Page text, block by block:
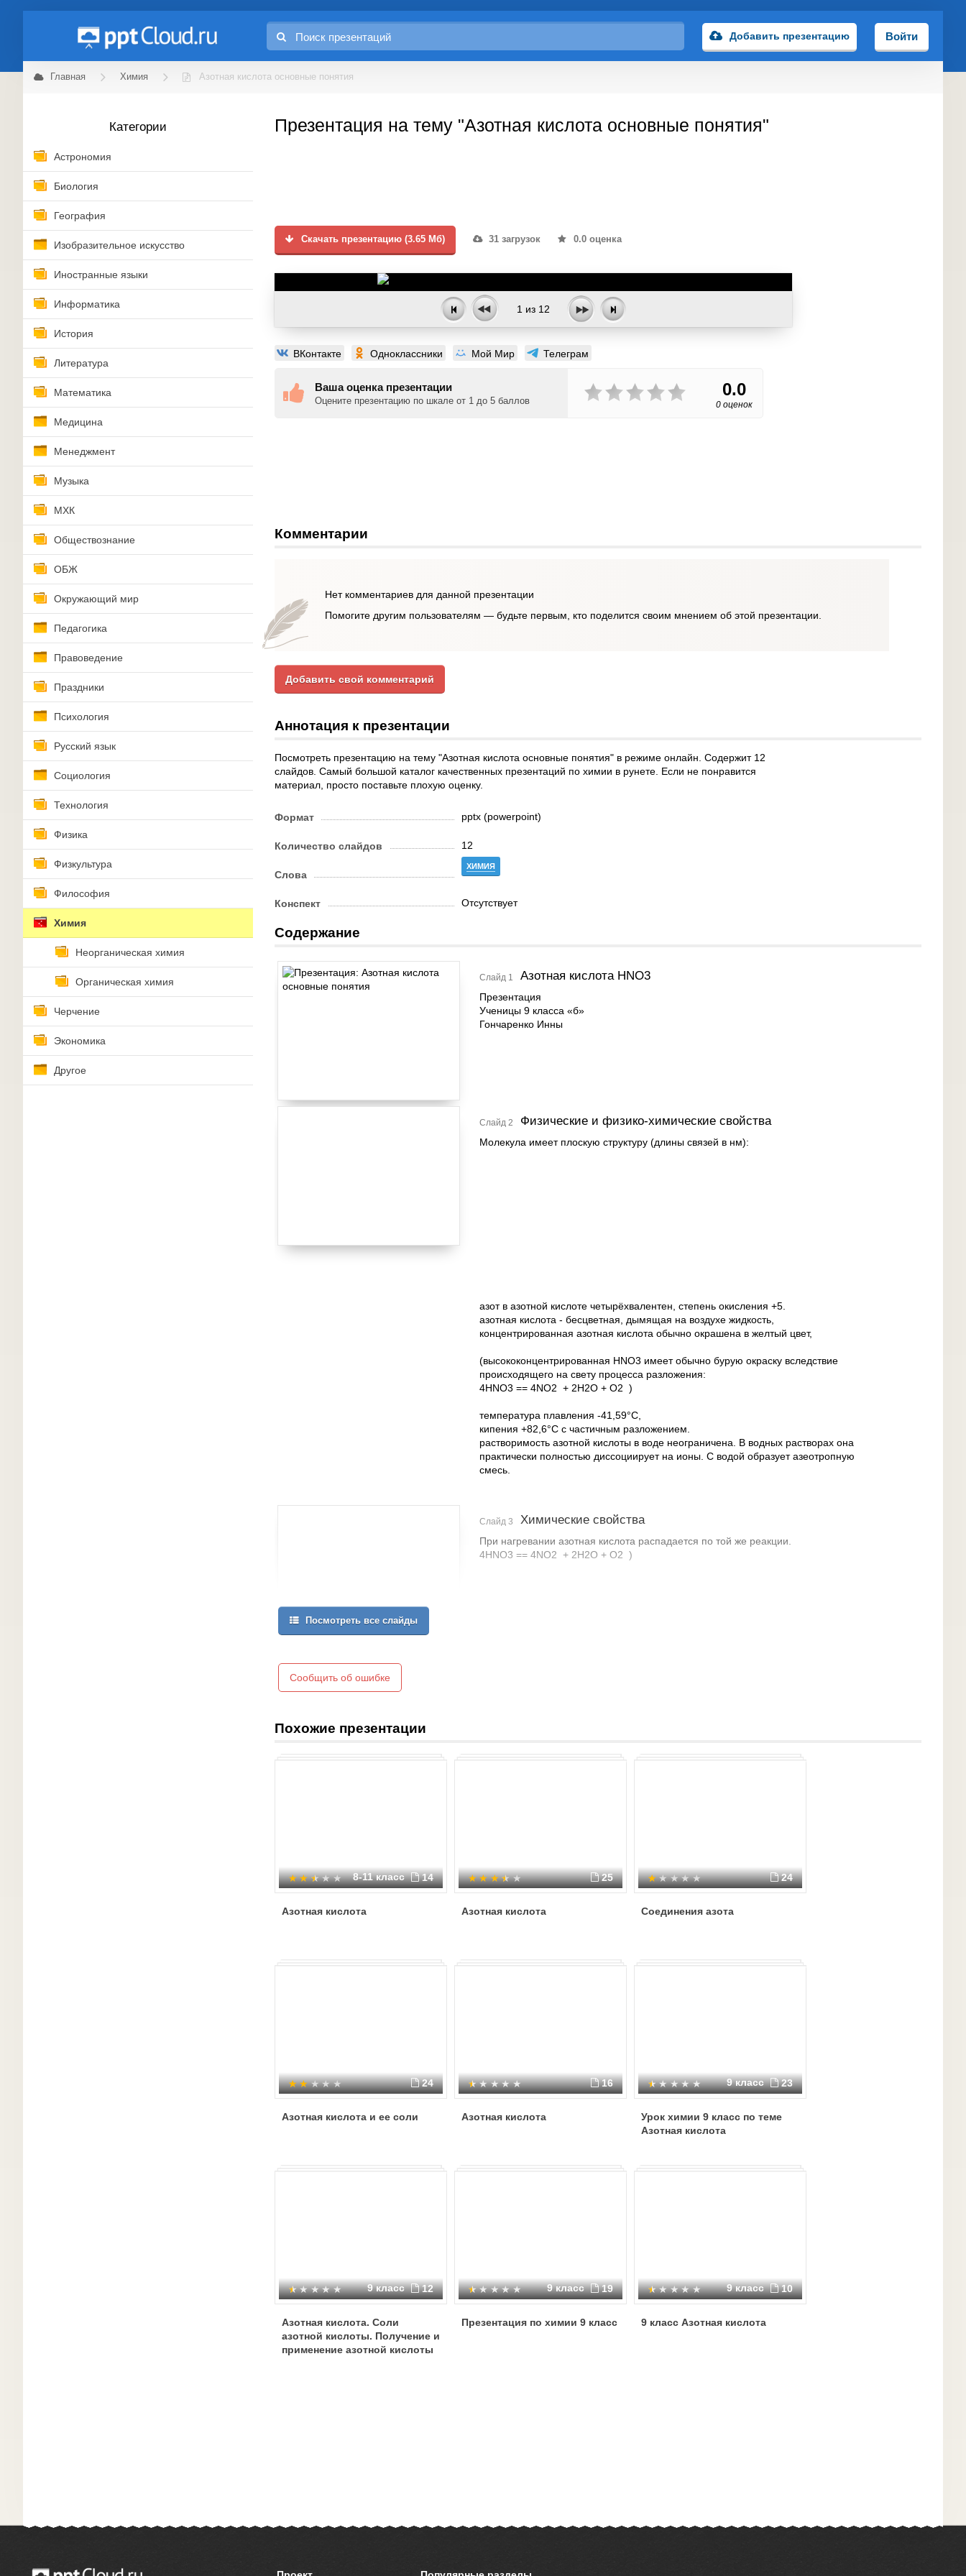
Добавить презентацию Войти
Главная Химия Азотная кислота основные понятия
Категории
Астрономия
Биология
География
Изобразительное искусство
Иностранные языки
Информатика
История
Литература
Математика
Медицина
Менеджмент
Музыка
МХК
Обществознание
ОБЖ
Окружающий мир
Педагогика
Правоведение
Праздники
Психология
Русский язык
Социология
Технология
Физика
Физкультура
Философия
Химия
Неорганическая химия
Органическая химия
Черчение
Экономика
Другое
Презентация на тему "Азотная кислота основные понятия"
Скачать презентацию (3.65 Мб) 31 загрузок 0.0 оценка
1 из 12
ВКонтакте Одноклассники Мой Мир Телеграм
Ваша оценка презентации
Оцените презентацию по шкале от 1 до 5 баллов
0.0
0 оценок
Комментарии
Нет комментариев для данной презентации
Помогите другим пользователям — будьте первым, кто поделится своим мнением об этой презентации.
Добавить свой комментарий
Аннотация к презентации
Посмотреть презентацию на тему "Азотная кислота основные понятия" в режиме онлайн. Содержит 12
слайдов. Самый большой каталог качественных презентаций по химии в рунете. Если не понравится
материал, просто поставьте плохую оценку.
Формат pptx (powerpoint)
Количество слайдов 12
Слова
ХИМИЯ
Конспект Отсутствует
Содержание
Слайд 1 Азотная кислота HNO3
Презентация
Ученицы 9 класса «б»
Гончаренко Инны
Слайд 2 Физические и физико-химические свойства
Молекула имеет плоскую структуру (длины связей в нм):
азот в азотной кислоте четырёхвалентен, степень окисления +5.
азотная кислота - бесцветная, дымящая на воздухе жидкость,
концентрированная азотная кислота обычно окрашена в желтый цвет,
(высококонцентрированная HNO3 имеет обычно бурую окраску вследствие
происходящего на свету процесса разложения:
4HNO3 == 4NO2 ⁭⁭⁭⁭⁭ + 2H2O + O2 ⁭⁭⁭⁭⁭⁭⁭⁭ )
температура плавления -41,59°С,
кипения +82,6°С с частичным разложением.
растворимость азотной кислоты в воде неограничена. В водных растворах она
практически полностью диссоциирует на ионы. С водой образует азеотропную
смесь.
Слайд 3 Химические свойства
При нагревании азотная кислота распадается по той же реакции.
4HNO3 == 4NO2 ⁭⁭⁭⁭⁭ + 2H2O + O2 ⁭⁭⁭⁭⁭⁭⁭⁭ )
Посмотреть все слайды
Сообщить об ошибке
Похожие презентации
8-11 класс 14
Азотная кислота
25
Азотная кислота
24
Соединения азота
24
Азотная кислота и ее соли
16
Азотная кислота
9 класс 23
Урок химии 9 класс по теме
Азотная кислота
9 класс 12
Азотная кислота. Соли
азотной кислоты. Получение и
применение азотной кислоты
9 класс 19
Презентация по химии 9 класс
9 класс 10
9 класс Азотная кислота